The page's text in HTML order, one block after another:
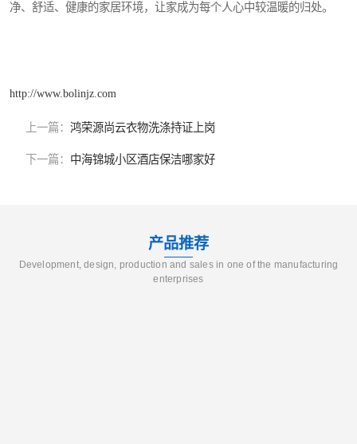
净、舒适、健康的家居环境，让家成为每个人心中较温暖的归处。
http://www.bolinjz.com
上一篇： 鸿荣源尚云衣物洗涤持证上岗
下一篇： 中海锦城小区酒店保洁哪家好
产品推荐
Development, design, production and sales in one of the manufacturing
enterprises